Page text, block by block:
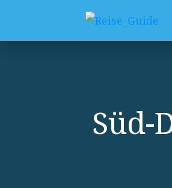
Süd-